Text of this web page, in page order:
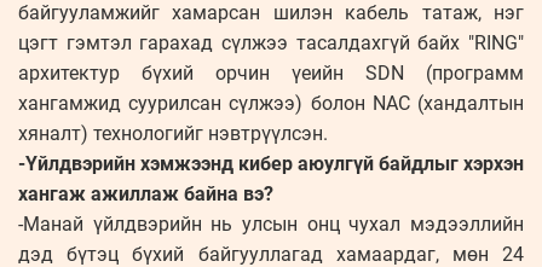
байгууламжийг хамарсан шилэн кабель татаж, нэг
цэгт гэмтэл гарахад сүлжээ тасалдахгүй байх "RING"
архитектур бүхий орчин үеийн SDN (программ
хангамжид суурилсан сүлжээ) болон NAC (хандалтын
хяналт) технологийг нэвтрүүлсэн.
-Үйлдвэрийн хэмжээнд кибер аюулгүй байдлыг хэрхэн
хангаж ажиллаж байна вэ?
-Манай үйлдвэрийн нь улсын онц чухал мэдээллийн
дэд бүтэц бүхий байгууллагад хамаардаг, мөн 24